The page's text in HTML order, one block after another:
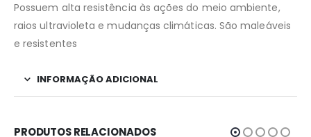
Possuem alta resistência às ações do meio ambiente,
raios ultravioleta e mudanças climáticas. São maleáveis
e resistentes
INFORMAÇÃO ADICIONAL
PRODUTOS RELACIONADOS